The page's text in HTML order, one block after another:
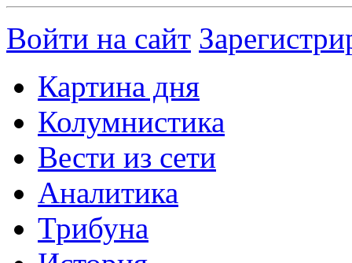
Войти на сайт
Картина дня
Колумнистика
Вести из сети
Аналитика
Трибуна